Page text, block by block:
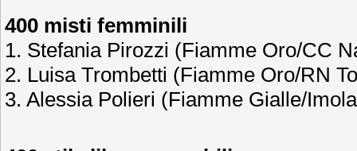
400 misti femminili
1. Stefania Pirozzi (Fiamme Oro/CC
2. Luisa Trombetti (Fiamme Oro/RN
3. Alessia Polieri (Fiamme Gialle/